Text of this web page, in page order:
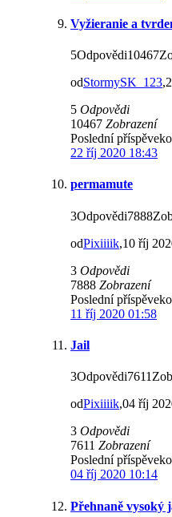
Vyžieranie a
odStormySK_123
5 Odpovědi
10467 Zobrazení
Poslední
22 říj 2020 18:43
permamute
odPixiiiik,10 říj
3 Odpovědi
7888 Zobrazení
Poslední
11 říj 2020 01:58
Jail
odPixiiiik,04 říj
3 Odpovědi
7611 Zobrazení
Poslední
04 říj 2020 10:14
Přehnaně vysoký